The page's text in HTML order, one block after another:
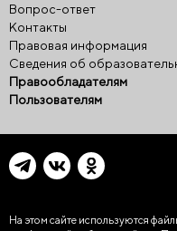
Вопрос-ответ
Контакты
Правовая информация
Сведения об
Правообладателям
Пользователям
На этом сайте используются